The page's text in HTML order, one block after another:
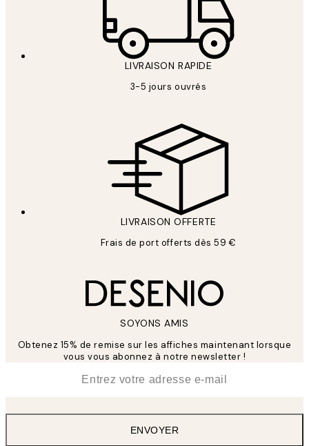
LIVRAISON RAPIDE
3-5 jours ouvrés
LIVRAISON OFFERTE
Frais de port offerts dès 59 €
SOYONS AMIS
Obtenez 15% de remise sur les affiches maintenant lorsque
vous vous abonnez à notre newsletter !
ENVOYER